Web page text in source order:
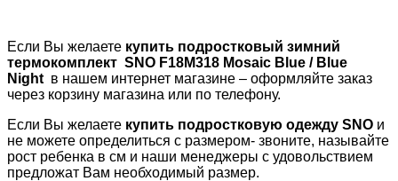
Если Вы желаете купить подростковый зимний
термокомплект SNO F18M318 Mosaic Blue / Blue
Night в нашем интернет магазине – оформляйте заказ
через корзину магазина или по телефону.
Если Вы желаете купить подростковую одежду SNO и
не можете определиться с размером- звоните, называйте
рост ребенка в см и наши менеджеры с удовольствием
предложат Вам необходимый размер.